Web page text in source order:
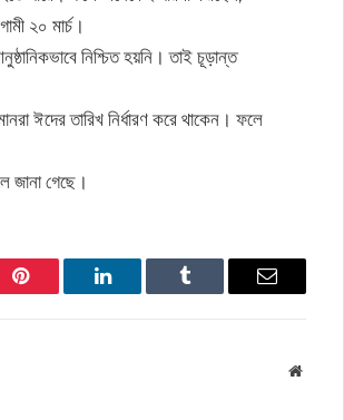
২০ মার্চ।
নিশ্চিত হয়নি। তাই চূড়ান্ত
ঈদের তারিখ নির্ধারণ করে থাকেন। ফলে
জানা গেছে।
Pinterest LinkedIn Tumblr Email
Website